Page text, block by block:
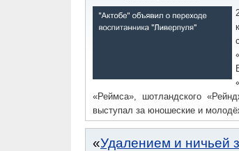
«Реймса», шотландского
выступал за юношеские и
Удалением и ничьей